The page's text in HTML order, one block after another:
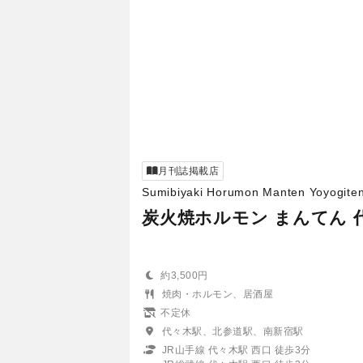
月刊誌掲載店
Sumibiyaki Horumon Manten Yoyogiten
炭火焼ホルモン まんてん
約3,500円
焼肉・ホルモン、居酒屋
不定休
代々木駅、北参道駅、南新宿駅
JR山手線 代々木駅 西口 徒歩3分